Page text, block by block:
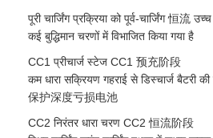
पूरी चार्जिंग प्रक्रिया को पूर्व-चार्जिंग 恒流
कई बुद्धिमान चरणों में विभाजित किया गया है
CC1 प्रीचार्ज स्टेज CC1 预充阶段
कम धारा सक्रियण गहराई से डिस्चार्ज बैटरी
保护深度亏损电池
CC2 निरंतर धारा चरण CC2 恒流阶段